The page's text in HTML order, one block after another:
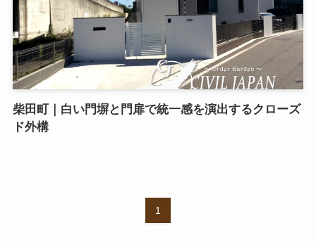
柴田町｜白い門塀と門扉で統一感を演出するクローズ
ド外構
1